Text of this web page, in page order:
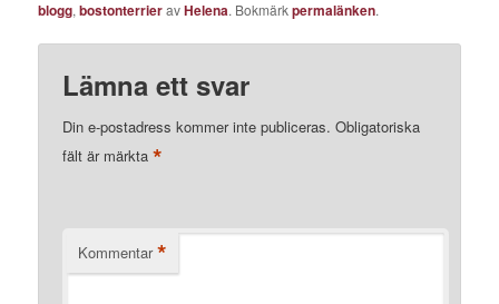
blogg,bostonterrieravHelena. Bokmärkpermalänken.
Lämna ett svar
Din e-postadress kommer inte publiceras. Obligatoriska
fält är märkta*
Kommentar *